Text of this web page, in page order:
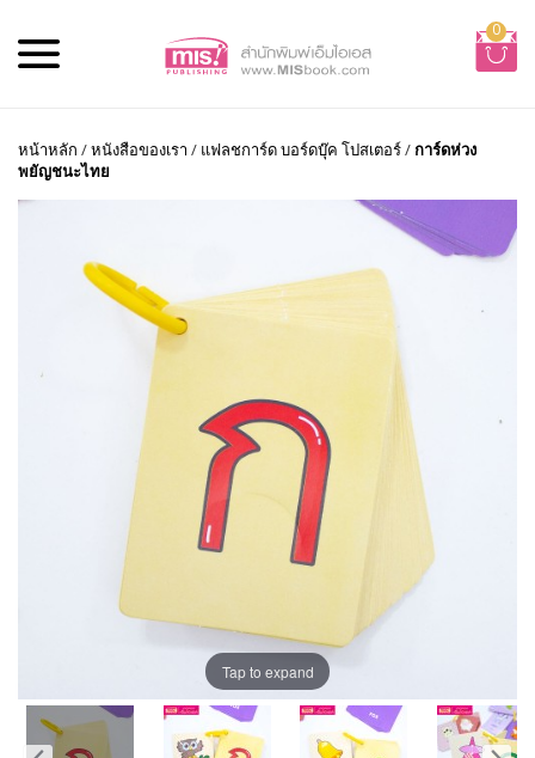
0
หน้าหลัก /หนังสือของเรา / แฟลชการ์ด บอร์ดบุ๊ค โปสเตอร์/การ์ดห่วง
พยัญชนะไทย
Tap to expand